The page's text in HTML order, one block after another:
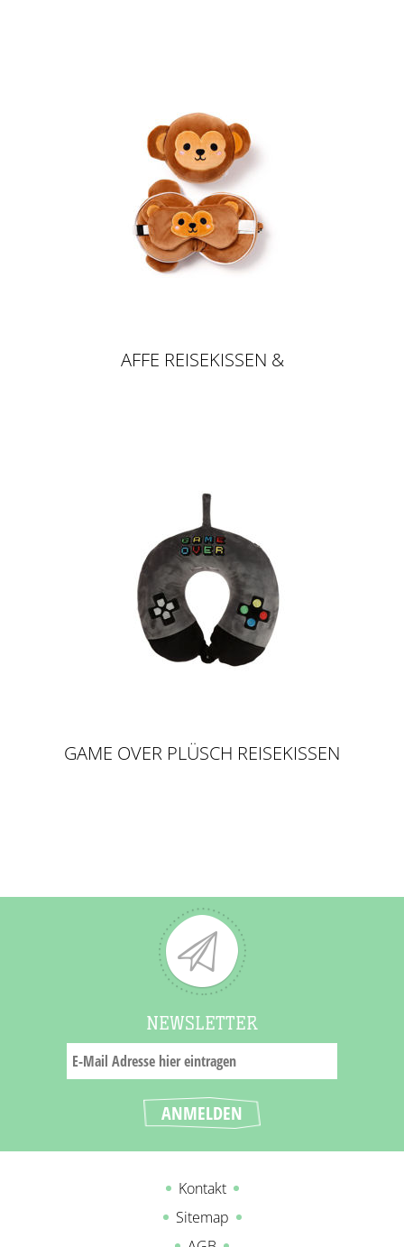
AFFE REISEKISSEN &
GAME OVER PLÜSCH REISEKISSEN
NEWSLETTER
Kontakt
Sitemap